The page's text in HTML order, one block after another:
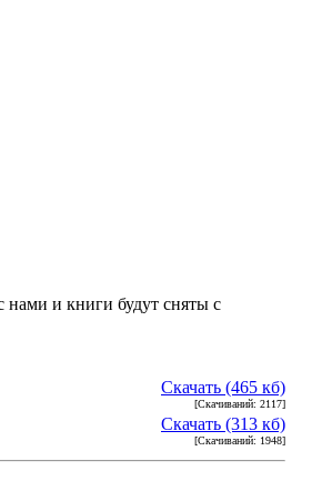
нами и книги будут сняты с
Скачать (465 кб)
[Скачиваний: 2117]
Скачать (313 кб)
[Скачиваний: 1948]